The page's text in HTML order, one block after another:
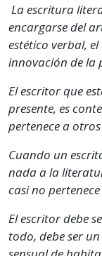
La escritura
encargarse del
estético verbal,
innovación de la
El escritor que
presente, es
pertenece a
Cuando un
nada a la
casi no
El escritor debe
todo, debe ser